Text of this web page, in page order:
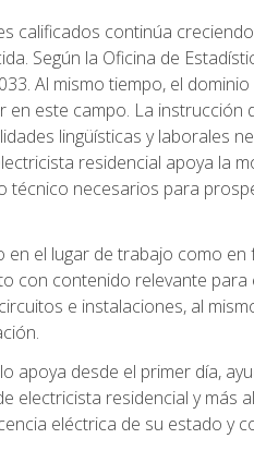
calificados continúa
Según la Oficina de
Al mismo tiempo, el
este campo. La
lingüísticas y laborales
residencial apoya la
técnico necesarios para
el lugar de trabajo como
con contenido relevante
e instalaciones, al
apoya desde el primer día,
electricista residencial y más
eléctrica de su estado y